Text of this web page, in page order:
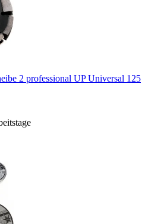
2 professional UP Universal 125